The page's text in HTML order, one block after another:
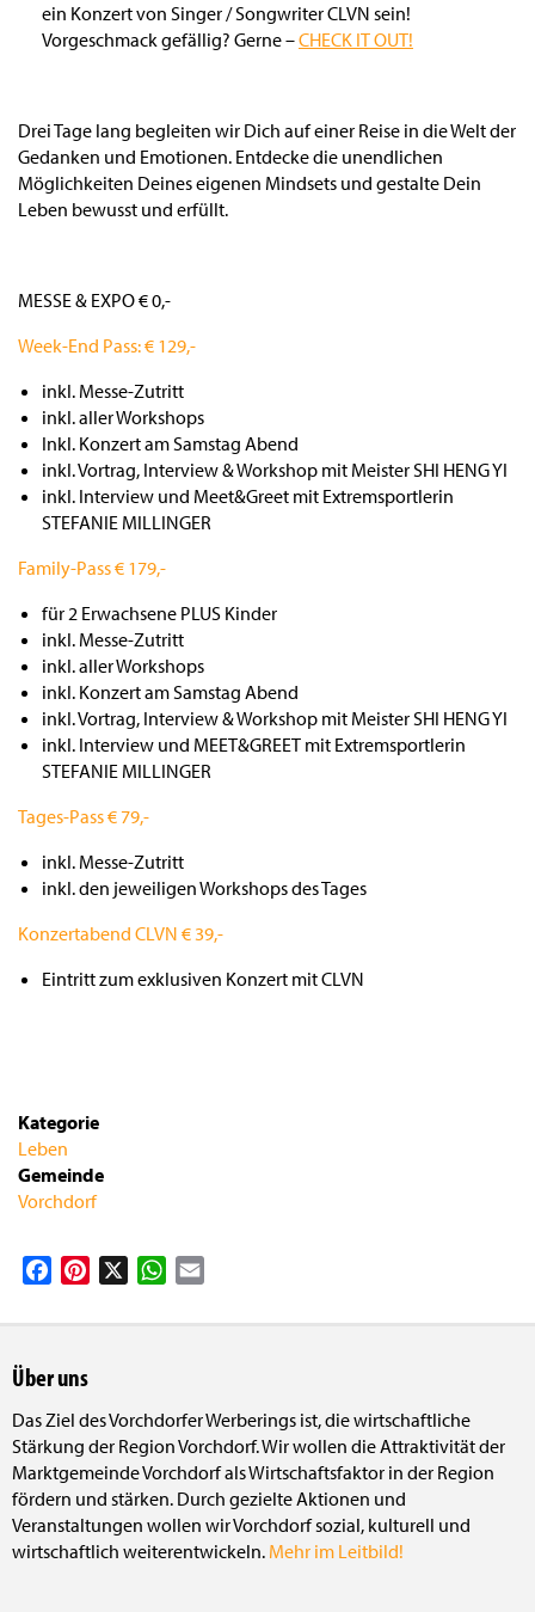
ein Konzert von Singer / Songwriter CLVN sein!
Vorgeschmack gefällig? Gerne –CHECK IT OUT!
Drei Tage lang begleiten wir Dich auf einer Reise in die Welt der
Gedanken und Emotionen. Entdecke die unendlichen
Möglichkeiten Deines eigenen Mindsets und gestalte Dein
Leben bewusst und erfüllt.
MESSE & EXPO € 0,-
Week-End Pass: € 129,-
inkl. Messe-Zutritt
inkl. aller Workshops
Inkl. Konzert am Samstag Abend
inkl. Vortrag, Interview & Workshop mit Meister SHI HENG YI
inkl. Interview und Meet&Greet mit Extremsportlerin
STEFANIE MILLINGER
Family-Pass € 179,-
für 2 Erwachsene PLUS Kinder
inkl. Messe-Zutritt
inkl. aller Workshops
inkl. Konzert am Samstag Abend
inkl. Vortrag, Interview & Workshop mit Meister SHI HENG YI
inkl. Interview und MEET&GREET mit Extremsportlerin
STEFANIE MILLINGER
Tages-Pass € 79,-
inkl. Messe-Zutritt
inkl. den jeweiligen Workshops des Tages
Konzertabend CLVN € 39,-
Eintritt zum exklusiven Konzert mit CLVN
Kategorie
Leben
Gemeinde
Vorchdorf
FacebookPinterest WhatsApp
Über uns
Das Ziel des Vorchdorfer Werberings ist, die wirtschaftliche
Stärkung der Region Vorchdorf. Wir wollen die Attraktivität der
Marktgemeinde Vorchdorf als Wirtschaftsfaktor in der Region
fördern und stärken. Durch gezielte Aktionen und
Veranstaltungen wollen wir Vorchdorf sozial, kulturell und
wirtschaftlich weiterentwickeln. Mehr im Leitbild!